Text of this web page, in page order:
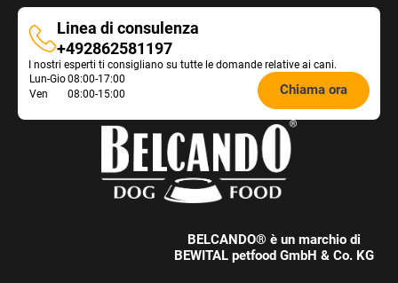
Linea di consulenza
Linea
di
consulenza
+492862581197
I nostri esperti ti consigliano su tutte le domande relative ai cani.
Öffnungszeiten
Lun-Gio08:00-17:00
Ven
08:00-15:00 Chiama ora
BELCANDO® è un marchio di
BEWITAL petfood GmbH & Co. KG